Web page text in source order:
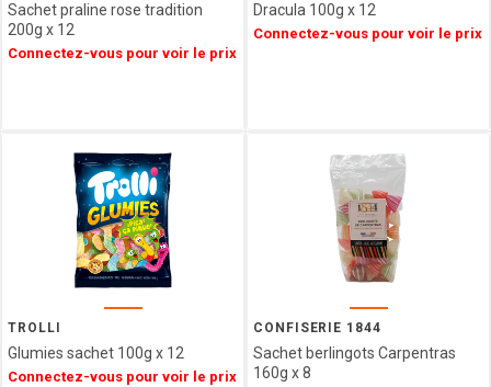
Sachet praline rose tradition
200g x 12
Connectez-vous pour voir le prix
Dracula 100g x 12
Connectez-vous pour voir le prix
TROLLI
Glumies sachet 100g x 12
Connectez-vous pour voir le prix
CONFISERIE 1844
Sachet berlingots Carpentras
160g x 8